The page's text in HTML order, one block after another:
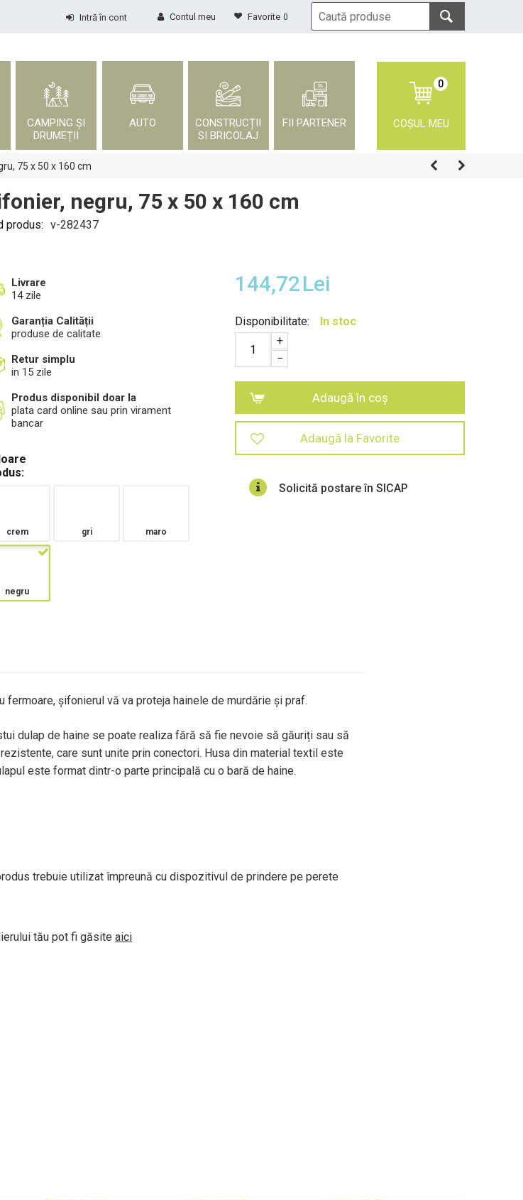
Favorite 0
Contul meu
Intră în cont
CAMPING ȘI
DRUMEȚII
AUTO
CONSTRUCȚII
SI BRICOLAJ
FII PARTENER
0
COȘUL MEU
75 x 50 x 160 cm
negru, 75 x 50 x 160 cm
produs: v-282437
Livrare
14 zile
Garanția Calității
produse de calitate
Retur simplu
in 15 zile
Produs disponibil doar la
plata card online sau prin virament
bancar
crem gri maro
negru
144,72Lei
Disponibilitate:
In stoc
+
−
Adaugă în coș
Adaugă la Favorite
Solicită postare în SICAP
șifonierul vă va proteja hainele de murdărie și praf.
dulap de haine se poate realiza fără să fie nevoie să găuriți sau să
care sunt unite prin conectori. Husa din material textil este
este format dintr-o parte principală cu o bară de haine.
trebuie utilizat împreună cu dispozitivul de prindere pe perete
tău pot fi găsite aici